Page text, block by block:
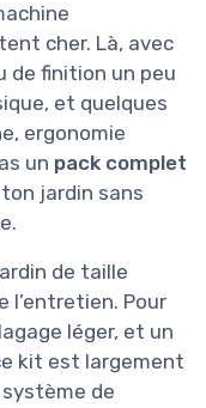
cher. Là, avec
de finition un peu
et quelques
ergonomie
un pack complet
jardin sans
de taille
l’entretien. Pour
léger, et un
kit est largement
de